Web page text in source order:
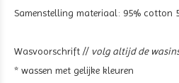
Samenstelling materiaal: 95% cotton
Wasvoorschrift // volg altijd de
* wassen met gelijke kleuren